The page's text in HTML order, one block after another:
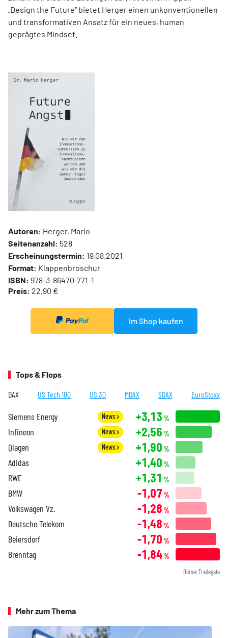
„Design the Future“ bietet Herger einen unkonventionellen
und transformativen Ansatz für ein neues, human
geprägtes Mindset.
Autoren: Herger, Mario
Seitenanzahl: 528
Erscheinungstermin: 19.08.2021
Format: Klappenbroschur
ISBN: 978-3-86470-771-1
Preis: 22,90 €
Im Shop kaufen
Tops & Flops
DAX US Tech 100 US 30 MDAX SDAX EuroStoxx
Siemens Energy News +3,13 %
Infineon News +2,56 %
Qiagen News +1,90 %
Adidas +1,40 %
RWE +1,31 %
BMW -1,07 %
Volkswagen Vz. -1,28 %
Deutsche Telekom -1,48 %
Beiersdorf -1,70 %
Brenntag -1,84%
Börse: Tradegate
Mehr zum Thema